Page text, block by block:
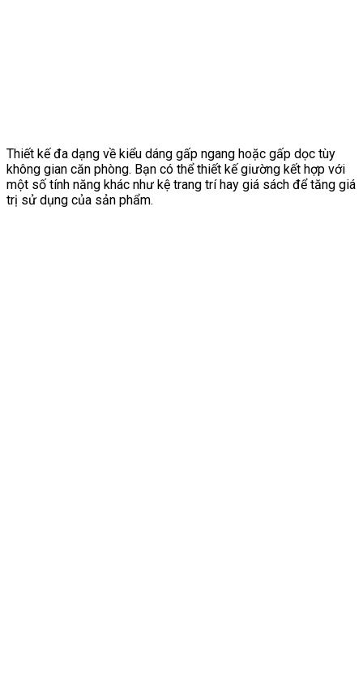
Thiết kế đa dạng về kiểu dáng gấp ngang hoặc gấp dọc tùy
không gian căn phòng. Bạn có thể thiết kế giường kết hợp với
một số tính năng khác như kệ trang trí hay giá sách để tăng giá
trị sử dụng của sản phẩm.